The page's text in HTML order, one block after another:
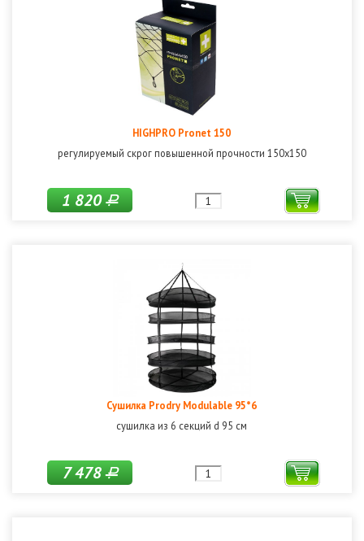
HIGHPRO Pronet 150
регулируемый скрог повышенной прочности 150х150
1 820Р
Сушилка Prodry Modulable 95*6
сушилка из 6 секций d 95 см
7 478Р